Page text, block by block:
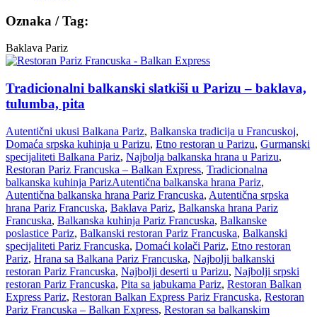
Oznaka / Tag:
Baklava Pariz
Tradicionalni balkanski slatkiši u Parizu – baklava,
tulumba, pita
Autentični ukusi Balkana Pariz, Balkanska tradicija u Francuskoj,
Domaća srpska kuhinja u Parizu, Etno restoran u Parizu, Gurmanski
specijaliteti Balkana Pariz, Najbolja balkanska hrana u Parizu,
Restoran Pariz Francuska – Balkan Express, Tradicionalna
balkanska kuhinja ParizAutentična balkanska hrana Pariz,
Autentična balkanska hrana Pariz Francuska, Autentična srpska
hrana Pariz Francuska, Baklava Pariz, Balkanska hrana Pariz
Francuska, Balkanska kuhinja Pariz Francuska, Balkanske
poslastice Pariz, Balkanski restoran Pariz Francuska, Balkanski
specijaliteti Pariz Francuska, Domaći kolači Pariz, Etno restoran
Pariz, Hrana sa Balkana Pariz Francuska, Najbolji balkanski
restoran Pariz Francuska, Najbolji deserti u Parizu, Najbolji srpski
restoran Pariz Francuska, Pita sa jabukama Pariz, Restoran Balkan
Express Pariz, Restoran Balkan Express Pariz Francuska, Restoran
Pariz Francuska – Balkan Express, Restoran sa balkanskim